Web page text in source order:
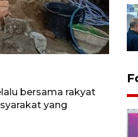
bersama rakyat
yang